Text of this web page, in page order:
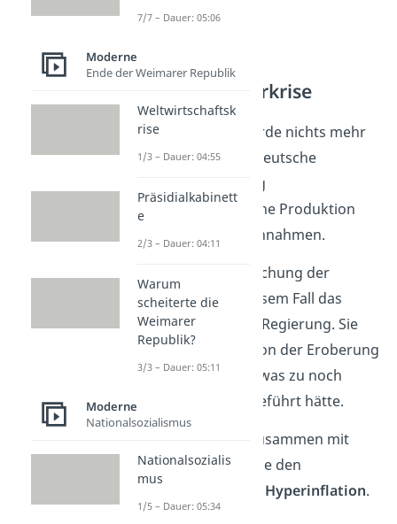
Folgen der Ruhrkrise
Durch den Streik wurde nichts mehr
produziert, was die deutsche
Wirtschaft nachhaltig
schwächte
. Denn ohne Produktion
gab es auch keine Einnahmen.
Die Schwächung der
Wirtschaft war in diesem Fall das
kleinere Übel für die Regierung. Sie
hielt die Franzosen von der Eroberung
des Ruhrgebiets ab, was zu noch
größeren Schäden geführt hätte.
Dies führte dann – zusammen mit
anderen Gründen, wie den
Hyperinflation.
7/7 – Dauer: 05:06
Moderne
Ende der Weimarer Republik
Weltwirtschaftsk
rise
1/3 – Dauer: 04:55
Präsidialkabinett
e
2/3 – Dauer: 04:11
Warum
scheiterte die
Weimarer
Republik?
3/3 – Dauer: 05:11
Moderne
Nationalsozialismus
Nationalsozialis
mus
1/5 – Dauer: 05:34